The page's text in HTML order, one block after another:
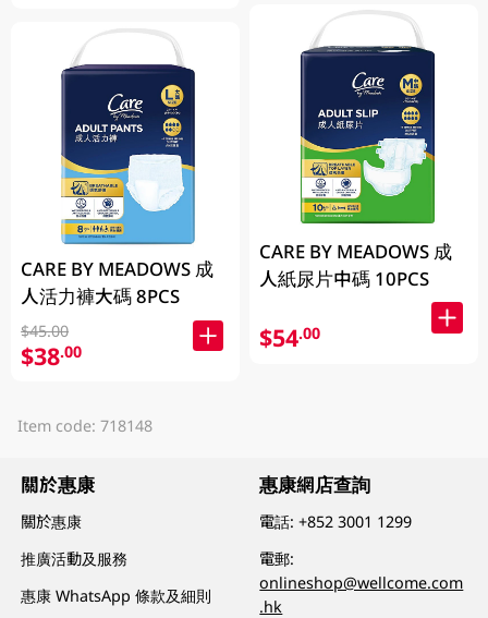
CARE BY MEADOWS 成
人活力褲大碼 8PCS
$45.00
$38.00
CARE BY MEADOWS 成
人紙尿片中碼 10PCS
$54.00
Item code: 718148
關於惠康
關於惠康
推廣活動及服務
惠康 WhatsApp 條款及細則
惠康網店查詢
電話:+852 3001 1299
電郵:
onlineshop@wellcome.com
.hk